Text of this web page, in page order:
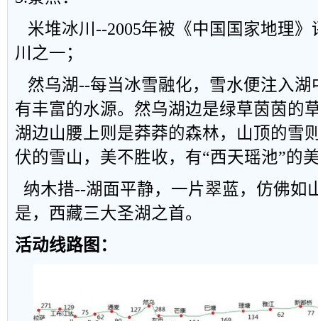
米堆冰川 --2005年被《中国国家地理
川之一；
然乌湖--每当冰雪融化，雪水便注入
有丰富的水源。然乌湖边是绿草茵茵的
湖边山腰上则是莽莽的森林，山顶的雪
伏的雪山，美不胜收，有“西天瑶池”的
纳木措--湖面平静，一片翠蓝，仿佛如
是，西藏三大圣湖之首。
活动线路图：